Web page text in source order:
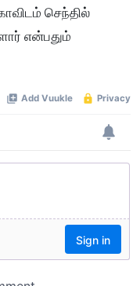
செந்தில்
என்பதும்